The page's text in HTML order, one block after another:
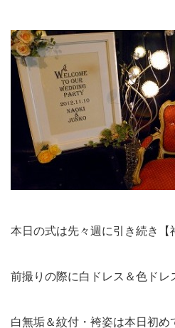
本日の式は先々週に引き続き【
前撮りの際に白ドレス＆色ドレ
白無垢＆紋付・袴姿は本日初め